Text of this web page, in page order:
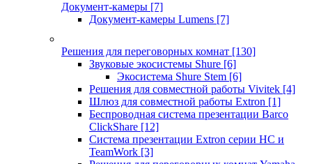
Документ-камеры [7]
Документ-камеры Lumens [7]
Решения для переговорных комнат [130]
Звуковые экосистемы Shure [6]
Экосистема Shure Stem [6]
Решения для совместной работы Vivitek [4]
Шлюз для совместной работы Extron [1]
Беспроводная система презентации Barco
ClickShare [12]
Система презентации Extron серии HC и
TeamWork [3]